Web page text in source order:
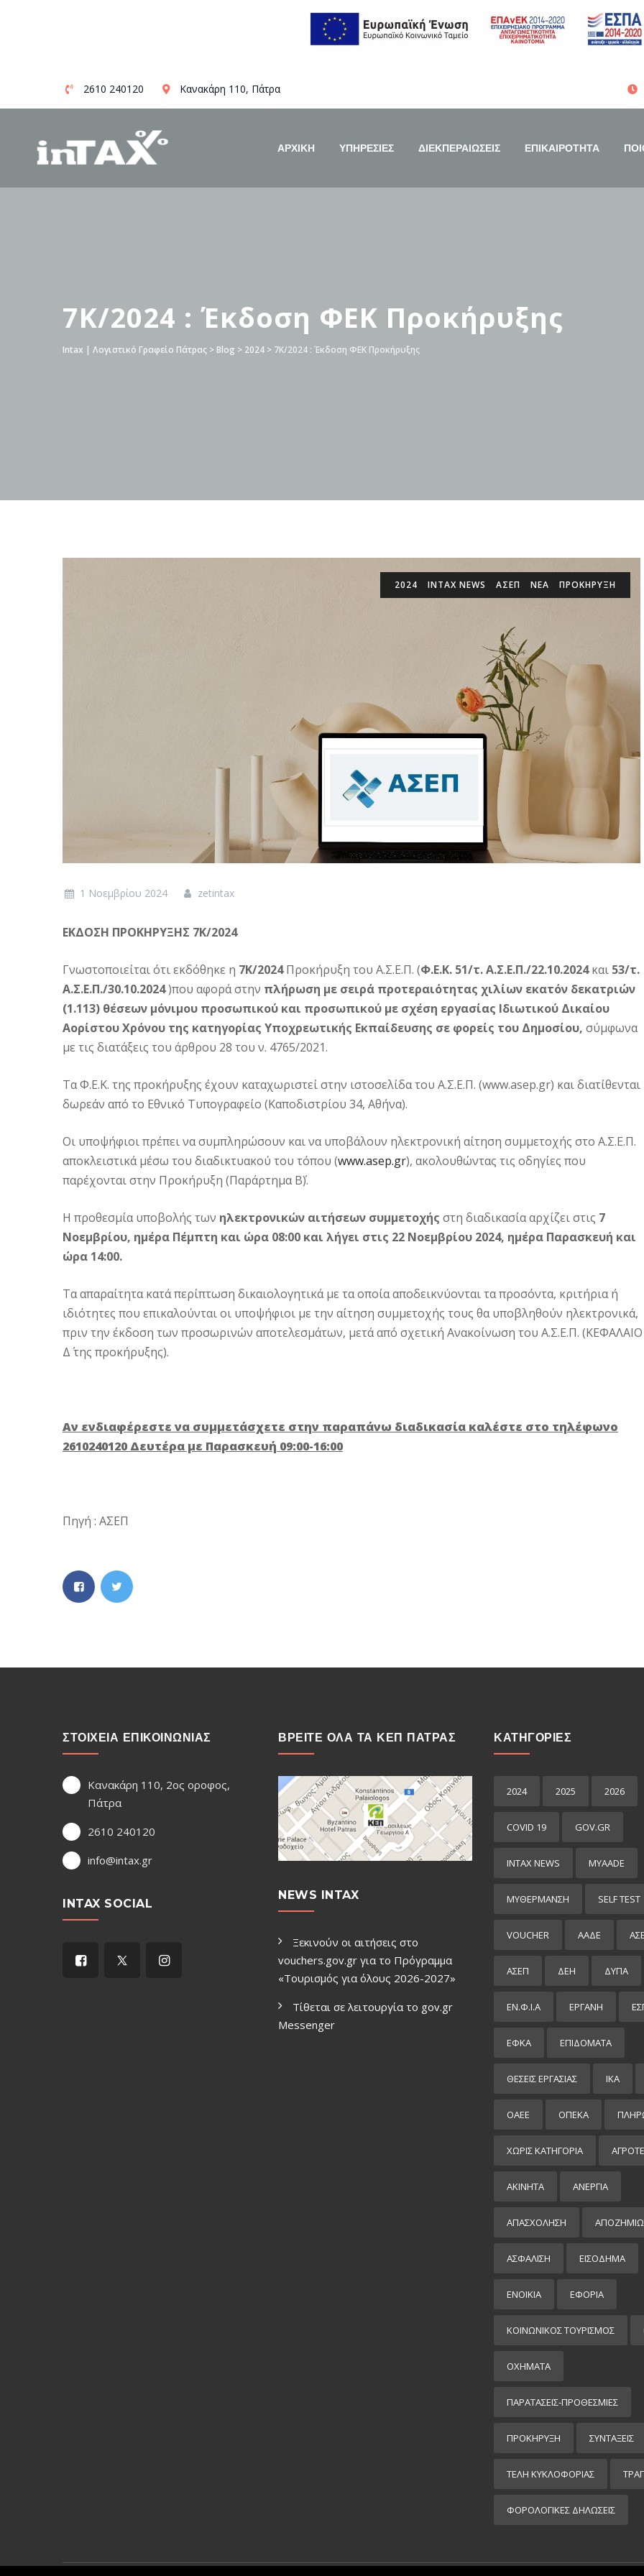
content
2610 240120 Κανακάρη 110, Πάτρα
ΑΡΧΙΚΗ ΥΠΗΡΕΣΙΕΣ ΔΙΕΚΠΕΡΑΙΩΣΕΙΣ ΕΠΙΚΑΙΡΟΤΗΤΑ
7Κ/2024 : Έκδοση ΦΕΚ Προκήρυξης
Intax | Λογιστικό Γραφείο Πάτρας > Blog > 2024 > 7Κ/2024 : Έκδοση ΦΕΚ Προκήρυξης
2024 INTAX NEWS ΑΣΕΠ ΝΕΑ ΠΡΟΚΉΡΥΞΗ
1 Νοεμβρίου 2024 zetintax
ΕΚΔΟΣΗ ΠΡΟΚΗΡΥΞΗΣ 7Κ/2024
Γνωστοποιείται ότι εκδόθηκε η 7Κ/2024Προκήρυξη του Α.Σ.Ε.Π. (Φ.Ε.Κ. 51/τ. Α.Σ.Ε.Π./22.10.2024και 53/τ.
Α.Σ.Ε.Π./30.10.2024)που αφορά στην πλήρωση με σειρά προτεραιότητας χιλίων εκατόν δεκατριών
(1.113) θέσεων μόνιμου προσωπικού και προσωπικού με σχέση εργασίας Ιδιωτικού Δικαίου
Αορίστου Χρόνου της κατηγορίας Υποχρεωτικής Εκπαίδευσης σε φορείς του Δημοσίου, σύμφωνα
με τις διατάξεις του άρθρου 28 του ν. 4765/2021.
Τα Φ.Ε.Κ. της προκήρυξης έχουν καταχωριστεί στην ιστοσελίδα του Α.Σ.Ε.Π. (www.asep.gr) και διατίθενται
δωρεάν από το Εθνικό Τυπογραφείο (Καποδιστρίου 34, Αθήνα).
Οι υποψήφιοι πρέπει να συμπληρώσουν και να υποβάλουν ηλεκτρονική αίτηση συμμετοχής στο Α.Σ.Ε.Π.
αποκλειστικά μέσω του διαδικτυακού του τόπου (www.asep.gr), ακολουθώντας τις οδηγίες που
παρέχονται στην Προκήρυξη (Παράρτημα Β΄).
Η προθεσμία υποβολής των ηλεκτρονικών αιτήσεων συμμετοχής στη διαδικασία αρχίζει στις 7
Νοεμβρίου, ημέρα Πέμπτη και ώρα 08:00 και λήγει στις 22 Νοεμβρίου 2024, ημέρα Παρασκευή και
ώρα 14:00.
Τα απαραίτητα κατά περίπτωση δικαιολογητικά με τα οποία αποδεικνύονται τα προσόντα, κριτήρια ή
ιδιότητες που επικαλούνται οι υποψήφιοι με την αίτηση συμμετοχής τους θα υποβληθούν ηλεκτρονικά,
πριν την έκδοση των προσωρινών αποτελεσμάτων, μετά από σχετική Ανακοίνωση του Α.Σ.Ε.Π. (ΚΕΦΑΛΑΙΟ
Δ΄ της προκήρυξης).
Αν ενδιαφέρεστε να συμμετάσχετε στην παραπάνω διαδικασία καλέστε στο τηλέφωνο
2610240120 Δευτέρα με Παρασκευή 09:00-16:00
Πηγή : ΑΣΕΠ
ΣΤΟΙΧΕΙΑ ΕΠΙΚΟΙΝΩΝΙΑΣ
Κανακάρη 110, 2ος οροφος,
Πάτρα
2610 240120
info@intax.gr
INTAX SOCIAL
ΒΡΕΙΤΕ ΟΛΑ ΤΑ ΚΕΠ ΠΑΤΡΑΣ
NEWS INTAX
Ξεκινούν οι αιτήσεις στο
vouchers.gov.gr για το Πρόγραμμα
«Τουρισμός για όλους 2026-2027»
Τίθεται σε λειτουργία το gov.gr
Μessenger
ΚΑΤΗΓΟΡΙΕΣ
2024 2025 2026
COVID 19 GOV.GR
INTAX NEWS MYAADE
MYΘΈΡΜΑΝΣΗ SELF TEST
VOUCHER ΑΑΔΕ
ΑΣΕΠ ΔΕΗ ΔΥΠΑ
ΕΝ.Φ.Ι.Α ΕΡΓΑΝΗ
ΕΦΚΑ ΕΠΙΔΌΜΑΤΑ
ΘΕΣΕΙΣ ΕΡΓΑΣΙΑΣ ΙΚΑ
ΟΑΕΕ ΟΠΕΚΑ
ΧΩΡΊΣ ΚΑΤΗΓΟΡΊΑ
ΑΚΙΝΗΤΑ ΑΝΕΡΓΙΑ
ΑΠΑΣΧΟΛΗΣΗ
ΑΣΦΑΛΙΣΗ ΕΙΣΌΔΗΜΑ
ΕΝΟΙΚΙΑ ΕΦΟΡΙΑ
ΚΟΙΝΩΝΙΚΟΣ ΤΟΥΡΙΣΜΟΣ
ΟΧΗΜΑΤΑ
ΠΑΡΑΤΑΣΕΙΣ-ΠΡΟΘΕΣΜΙΕΣ
ΠΡΟΚΉΡΥΞΗ ΣΥΝΤΑΞΕΙΣ
ΤΕΛΗ ΚΥΚΛΟΦΟΡΙΑΣ
ΦΟΡΟΛΟΓΙΚΕΣ ΔΗΛΩΣΕΙΣ